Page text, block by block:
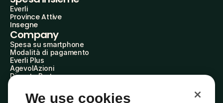
Everli
Province Attive
Insegne
Company
Spesa su smartphone
Modalità di pagamento
Everli Plus
AgevolAzioni
Diventa Partner
Everli Shoppers
About Us
We use cookies